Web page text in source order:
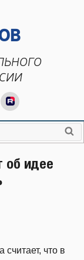
об идее
что в